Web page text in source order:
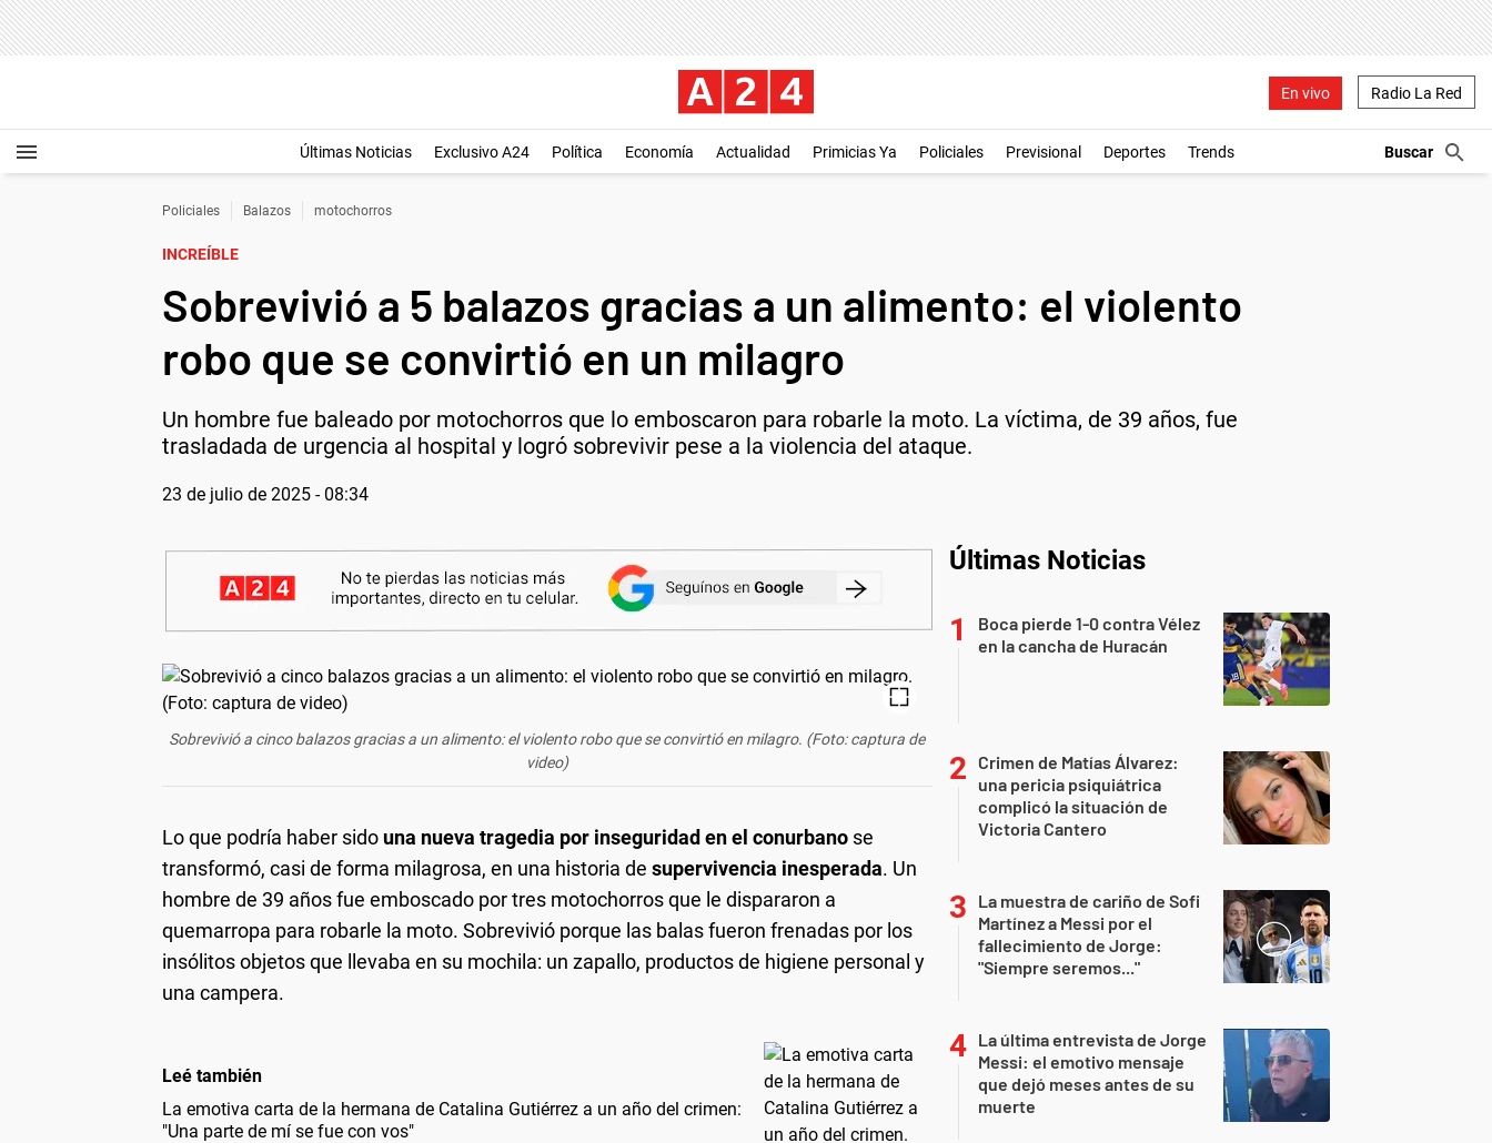
En vivo Radio La Red
Últimas Noticias Exclusivo A24 Política Economía Actualidad Primicias Ya Policiales Previsional Deportes Trends
Policiales Balazos motochorros
INCREÍBLE
Sobrevivió a 5 balazos gracias a un alimento: el violento
robo que se convirtió en un milagro
Un hombre fue baleado por motochorros que lo emboscaron para robarle la moto. La víctima, de 39 años, fue
trasladada de urgencia al hospital y logró sobrevivir pese a la violencia del ataque.
23 de julio de 2025 - 08:34
Sobrevivió a cinco balazos gracias a un alimento: el violento robo que se convirtió en milagro. (Foto: captura de
video)
Lo que podría haber sido una nueva tragedia por inseguridad en el conurbano se
transformó, casi de forma milagrosa, en una historia de supervivencia inesperada. Un
hombre de 39 años fue emboscado por tres motochorros que le dispararon a
quemarropa para robarle la moto. Sobrevivió porque las balas fueron frenadas por los
insólitos objetos que llevaba en su mochila: un zapallo, productos de higiene personal y
una campera.
Leé también
La emotiva carta de la hermana de Catalina Gutiérrez a un año del crimen:
"Una parte de mí se fue con vos"
Últimas Noticias
Boca pierde 1-0 contra Vélez
en la cancha de Huracán
Crimen de Matías Álvarez:
una pericia psiquiátrica
complicó la situación de
Victoria Cantero
La muestra de cariño de Sofi
Martínez a Messi por el
fallecimiento de Jorge:
"Siempre seremos..."
La última entrevista de Jorge
Messi: el emotivo mensaje
que dejó meses antes de su
muerte